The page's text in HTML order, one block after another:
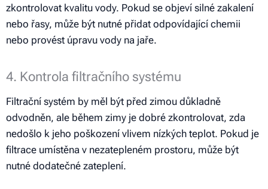
zkontrolovat kvalitu vody. Pokud se objeví silné zakalení
nebo řasy, může být nutné přidat odpovídající chemii
nebo provést úpravu vody na jaře.
4. Kontrola filtračního systému
Filtrační systém by měl být před zimou důkladně
odvodněn, ale během zimy je dobré zkontrolovat, zda
nedošlo k jeho poškození vlivem nízkých teplot. Pokud je
filtrace umístěna v nezatepleném prostoru, může být
nutné dodatečné zateplení.